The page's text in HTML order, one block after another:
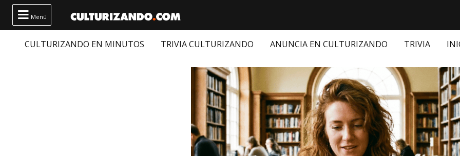
 Menú
CULTURIZANDO EN MINUTOS TRIVIA CULTURIZANDO ANUNCIA EN CULTURIZANDO TRIVIA